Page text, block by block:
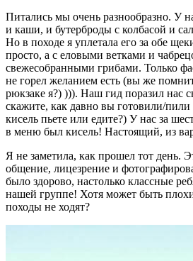
Питались мы очень разнообразно. У
и каши, и бутерброды с колбасой и
Но в походе я уплетала его за обе
просто, а с еловыми ветками и
свежесобранными грибами. Только
не горел желанием есть (вы же
рюкзаке я?) ))). Наш гид поразил нас
скажите, как давно вы готовили/
кисель пьете или едите?) У нас за
в меню был кисель! Настоящий, из
Я не заметила, как прошел тот день.
общение, лицезрение и
было здорово, настолько классные
нашей группе! Хотя может быть
походы не ходят?